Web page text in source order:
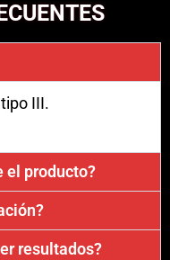
III.
el producto?
resultados?